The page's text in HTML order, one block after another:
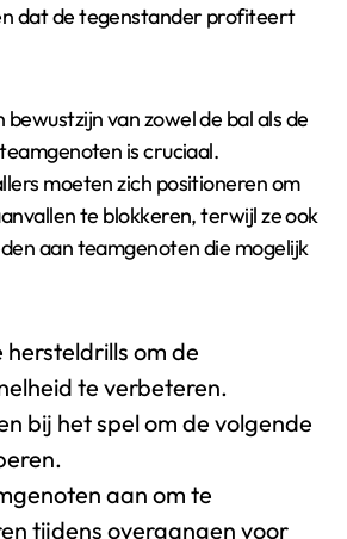
dat de tegenstander profiteert
van zowel de bal als de
is cruciaal.
moeten zich positioneren om
te blokkeren, terwijl ze ook
aan teamgenoten die mogelijk
hersteldrills om de
te verbeteren.
bij het spel om de volgende
aan om te
tijdens overgangen voor